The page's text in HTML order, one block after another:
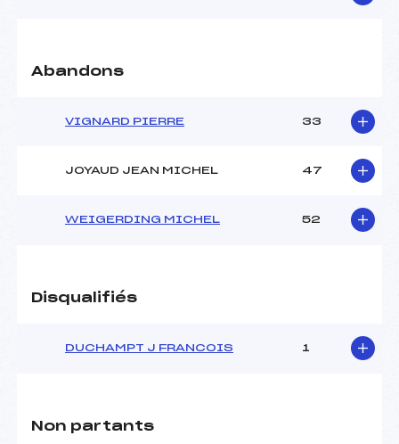
Abandons
VIGNARD PIERRE 33
JOYAUD JEAN MICHEL 47
WEIGERDING MICHEL 52
Disqualifiés
DUCHAMPT J FRANCOIS 1
Non partants